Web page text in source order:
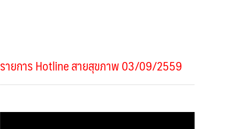
รายการ Hotline สายสุขภาพ 03/09/2559